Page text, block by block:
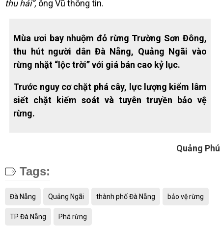
thu hái”, ông Vũ thông tin.
Mùa ươi bay nhuộm đỏ rừng Trường Sơn Đông,
thu hút người dân Đà Nẵng, Quảng Ngãi vào
rừng nhặt “lộc trời” với giá bán cao kỷ lục.
Trước nguy cơ chặt phá cây, lực lượng kiểm lâm
siết chặt kiểm soát và tuyên truyền bảo vệ
rừng.
Quảng Phú
Tags:
Đà Nẵng Quảng Ngãi thành phố Đà Nẵng bảo vệ rừng
TP Đà Nẵng Phá rừng